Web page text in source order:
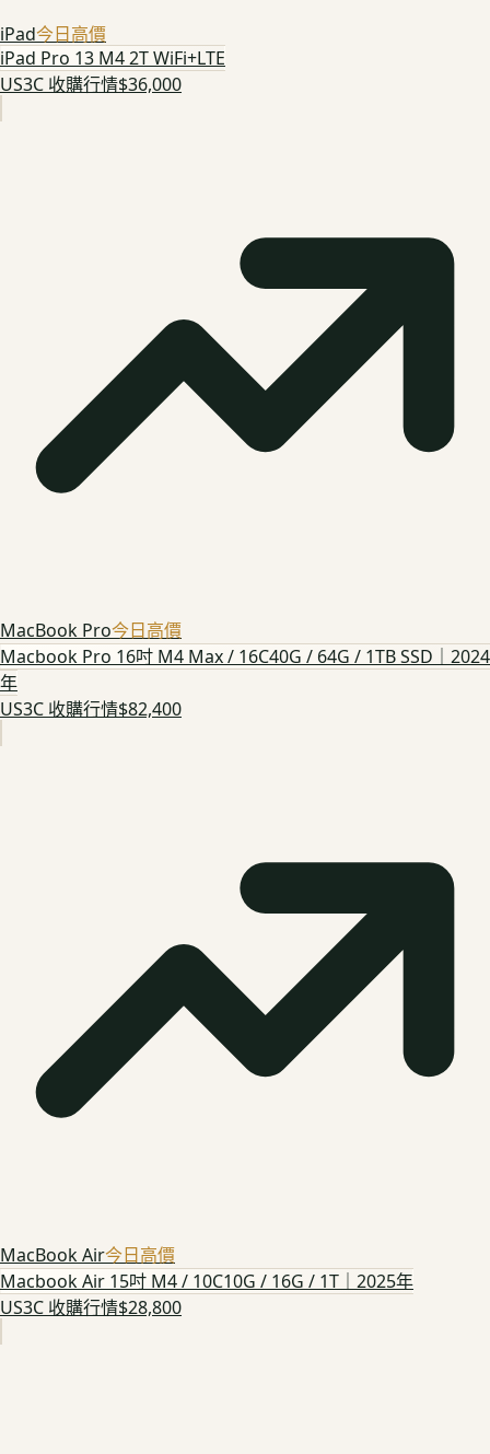
iPad今日高價
iPad Pro 13 M4 2T WiFi+LTE
US3C 收購行情$36,000
MacBook Pro今日高價
Macbook Pro 16吋 M4 Max / 16C40G / 64G / 1TB SSD｜2024
年
US3C 收購行情$82,400
MacBook Air今日高價
Macbook Air 15吋 M4 / 10C10G / 16G / 1T｜2025年
US3C 收購行情$28,800